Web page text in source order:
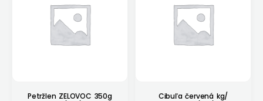
Petržlen ZELOVOC 350g
Cibuľa červená kg/